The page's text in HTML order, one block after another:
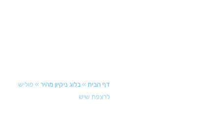
»בלוג ניקיון מהיר »פוליש
לרצפת שיש